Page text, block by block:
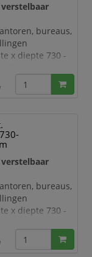
42 dB
staal met
poedercoating
via 2
bureaus,
x diepte 730 -
kg
42 dB
staal met
poedercoating
via 2
mm/s
bureaus,
x diepte 730 -